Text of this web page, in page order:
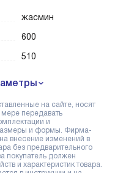
жасмин
600
510
на сайте, носят
передавать
и
размеры и формы. Фирма-
внесение изменений в
без предварительного
покупатель должен
и характеристик товара.